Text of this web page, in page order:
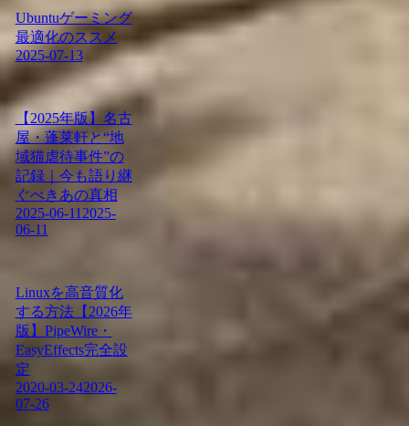
Ubuntuゲーミング
最適化のススメ
2025-07-13
【2025年版】名古
屋・蓬莱軒と“地
域猫虐待事件”の
記録｜今も語り継
ぐべきあの真相
2025-06-11 2025-
06-11
Linuxを高音質化
する方法【2026年
版】PipeWire・
EasyEffects完全設
定
2020-03-242026-
07-26